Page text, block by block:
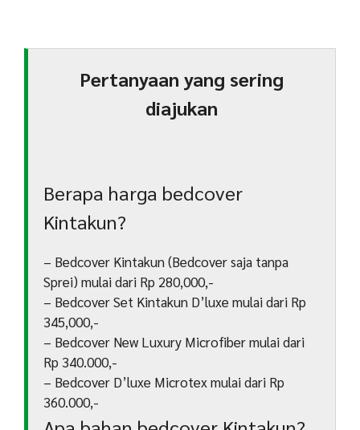
Pertanyaan yang sering
diajukan
Berapa harga bedcover
Kintakun?
– Bedcover Kintakun (Bedcover saja tanpa
Sprei) mulai dari Rp 280,000,-
– Bedcover Set Kintakun D’luxe mulai dari Rp
345,000,-
– Bedcover New Luxury Microfiber mulai dari
Rp 340.000,-
– Bedcover D’luxe Microtex mulai dari Rp
360.000,-